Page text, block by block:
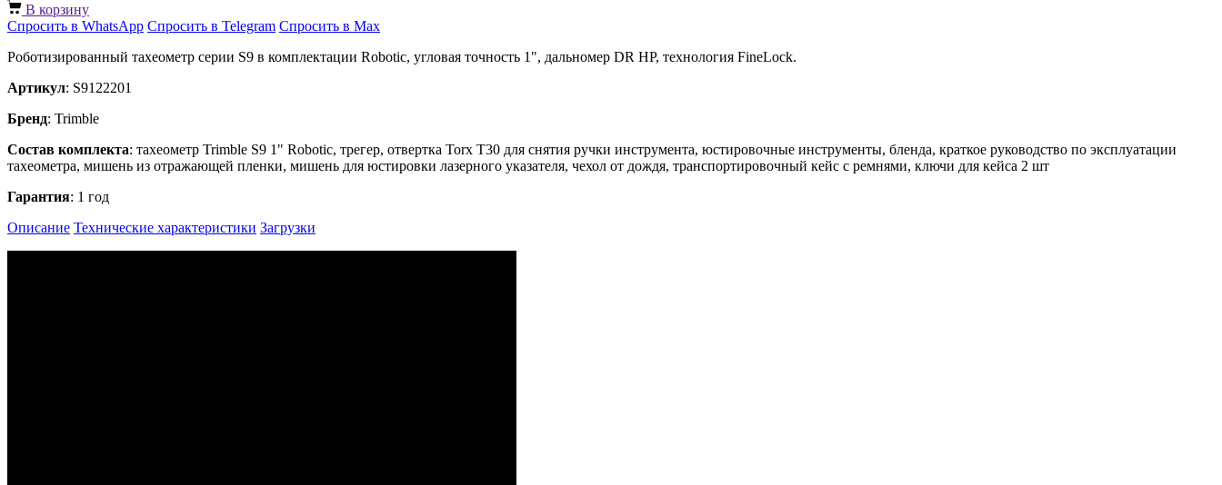
В корзину
Спросить в WhatsApp Спросить в Telegram Спросить в Max
Роботизированный тахеометр серии S9 в комплектации Robotic, угловая точность 1", дальномер DR HP, технология FineLock.
Артикул: S9122201
Бренд: Trimble
Состав комплекта: тахеометр Trimble S9 1" Robotic, трегер, отвертка Torx T30 для снятия ручки инструмента, юстировочные инструменты, бленда, краткое руководство по эксплуатации
тахеометра, мишень из отражающей пленки, мишень для юстировки лазерного указателя, чехол от дождя, транспортировочный кейс с ремнями, ключи для кейса 2 шт
Гарантия: 1 год
Описание Технические характеристики Загрузки